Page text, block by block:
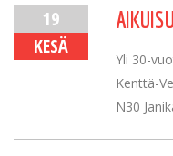
19
KESÄ
Yli 30-
Kenttä-
N30